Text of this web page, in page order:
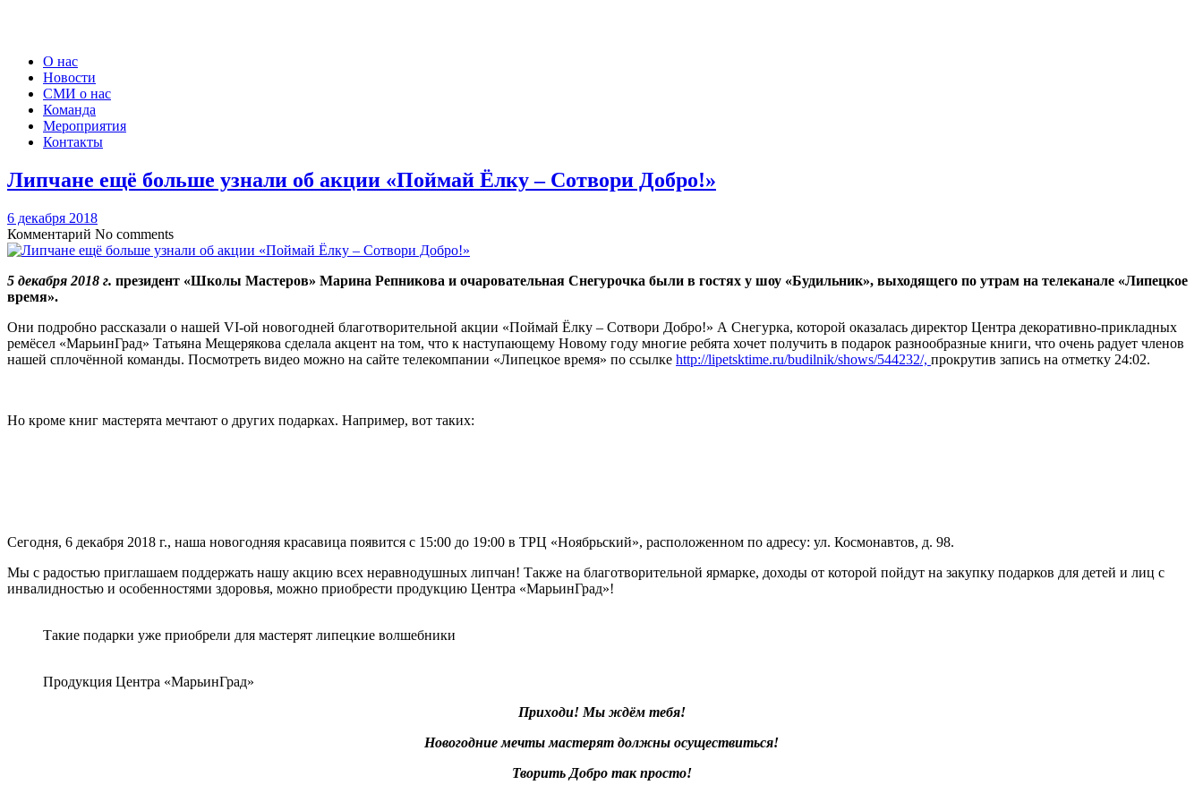
О нас
Новости
СМИ о нас
Команда
Мероприятия
Контакты
Липчане ещё больше узнали об акции «Поймай Ёлку – Сотвори Добро!»
6 декабря 2018
Комментарий No comments
5 декабря 2018 г. президент «Школы Мастеров» Марина Репникова и очаровательная Снегурочка были в гостях у шоу «Будильник», выходящего по утрам на телеканале «Липецкое
время».
Они подробно рассказали о нашей VI-ой новогодней благотворительной акции «Поймай Ёлку – Сотвори Добро!» А Снегурка, которой оказалась директор Центра декоративно-прикладных
ремёсел «МарьинГрад» Татьяна Мещерякова сделала акцент на том, что к наступающему Новому году многие ребята хочет получить в подарок разнообразные книги, что очень радует членов
нашей сплочённой команды. Посмотреть видео можно на сайте телекомпании «Липецкое время» по ссылке http://lipetsktime.ru/budilnik/shows/544232/, прокрутив запись на отметку 24:02.
Но кроме книг мастерята мечтают о других подарках. Например, вот таких:
Сегодня, 6 декабря 2018 г., наша новогодняя красавица появится с 15:00 до 19:00 в ТРЦ «Ноябрьский», расположенном по адресу: ул. Космонавтов, д. 98.
Мы с радостью приглашаем поддержать нашу акцию всех неравнодушных липчан! Также на благотворительной ярмарке, доходы от которой пойдут на закупку подарков для детей и лиц с
инвалидностью и особенностями здоровья, можно приобрести продукцию Центра «МарьинГрад»!
Такие подарки уже приобрели для мастерят липецкие волшебники
Продукция Центра «МарьинГрад»
Приходи! Мы ждём тебя!
Новогодние мечты мастерят должны осуществиться!
Творить Добро так просто!